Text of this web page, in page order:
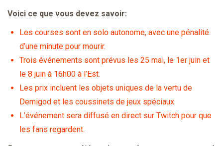
Voici ce que vous devez savoir:
Les courses sont en solo autonome, avec une pénalité
d’une minute pour mourir.
Trois événements sont prévus les 25 mai, le 1er juin et
le 8 juin à 16h00 à l’Est.
Les prix incluent les objets uniques de la vertu de
Demigod et les coussinets de jeux spéciaux.
L’événement sera diffusé en direct sur Twitch pour que
les fans regardent.